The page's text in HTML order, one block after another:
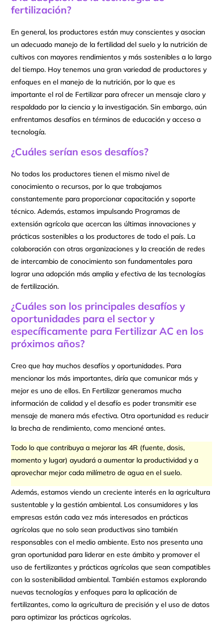
fertilización?
En general, los productores están muy conscientes y asocian
un adecuado manejo de la fertilidad del suelo y la nutrición de
cultivos con mayores rendimientos y más sostenibles a lo largo
del tiempo. Hoy tenemos una gran variedad de productores y
enfoques en el manejo de la nutrición, por lo que es
importante el rol de Fertilizar para ofrecer un mensaje claro y
respaldado por la ciencia y la investigación. Sin embargo, aún
enfrentamos desafíos en términos de educación y acceso a
tecnología.
¿Cuáles serían esos desafíos?
No todos los productores tienen el mismo nivel de
conocimiento o recursos, por lo que trabajamos
constantemente para proporcionar capacitación y soporte
técnico. Además, estamos impulsando Programas de
extensión agrícola que acercan las últimas innovaciones y
prácticas sostenibles a los productores de todo el país. La
colaboración con otras organizaciones y la creación de redes
de intercambio de conocimiento son fundamentales para
lograr una adopción más amplia y efectiva de las tecnologías
de fertilización.
¿Cuáles son los principales desafíos y
oportunidades para el sector y
específicamente para Fertilizar AC en los
próximos años?
Creo que hay muchos desafíos y oportunidades. Para
mencionar los más importantes, diría que comunicar más y
mejor es uno de ellos. En Fertilizar generamos mucha
información de calidad y el desafío es poder transmitir ese
mensaje de manera más efectiva. Otra oportunidad es reducir
la brecha de rendimiento, como mencioné antes.
Todo lo que contribuya a mejorar las 4R (fuente, dosis,
momento y lugar) ayudará a aumentar la productividad y a
aprovechar mejor cada milímetro de agua en el suelo.
Además, estamos viendo un creciente interés en la agricultura
sustentable y la gestión ambiental. Los consumidores y las
empresas están cada vez más interesados en prácticas
agrícolas que no solo sean productivas sino también
responsables con el medio ambiente. Esto nos presenta una
gran oportunidad para liderar en este ámbito y promover el
uso de fertilizantes y prácticas agrícolas que sean compatibles
con la sostenibilidad ambiental. También estamos explorando
nuevas tecnologías y enfoques para la aplicación de
fertilizantes, como la agricultura de precisión y el uso de datos
para optimizar las prácticas agrícolas.